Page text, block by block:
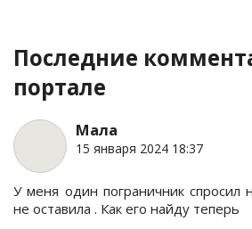
Последние
портале
Мала
15 января 2024 18:37
У меня один пограничник спросил
не оставила . Как его найду теперь